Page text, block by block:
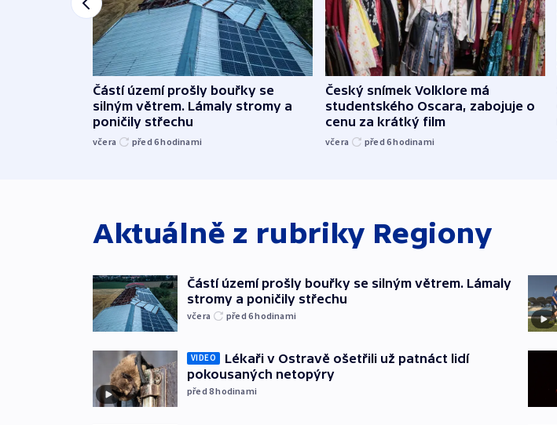
Částí území prošly bouřky se
silným větrem. Lámaly stromy a
poničily střechu
včera před 6hodinami
Český snímek Volklore má
studentského Oscara, zabojuje o
cenu za krátký film
včera před 6hodinami
Aktuálně z rubriky Regiony
Částí území prošly bouřky se silným větrem. Lámaly
stromy a poničily střechu
včera před 6hodinami
VIDEO
Lékaři v Ostravě ošetřili už patnáct lidí
pokousaných netopýry
před 8hodinami